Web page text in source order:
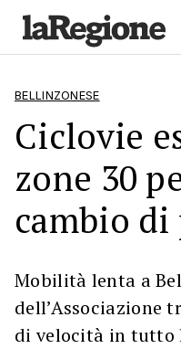
BELLINZONESE
Ciclovie
zone 30
cambio di
Mobilità lenta a
dell’Associazione
di velocità in tutto